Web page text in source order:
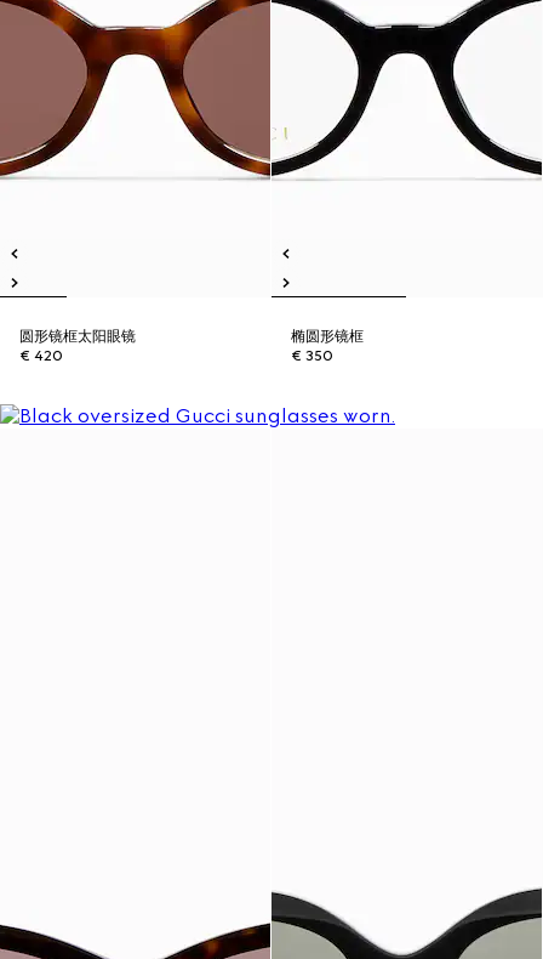
圆形镜框太阳眼镜
€ 420
椭圆形镜框
€ 350